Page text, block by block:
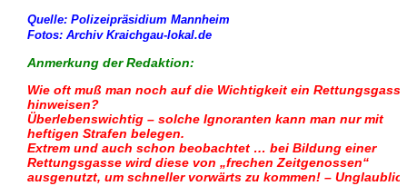
Quelle: Polizeipräsidium Mannheim
Fotos: Archiv Kraichgau-lokal.de
Anmerkung der Redaktion:
Wie oft muß man noch auf die Wichtigkeit ein Rettungsgasse
hinweisen?
Überlebenswichtig – solche Ignoranten kann man nur mit
heftigen Strafen belegen.
Extrem und auch schon beobachtet … bei Bildung einer
Rettungsgasse wird diese von „frechen Zeitgenossen“
ausgenutzt, um schneller vorwärts zu kommen! –